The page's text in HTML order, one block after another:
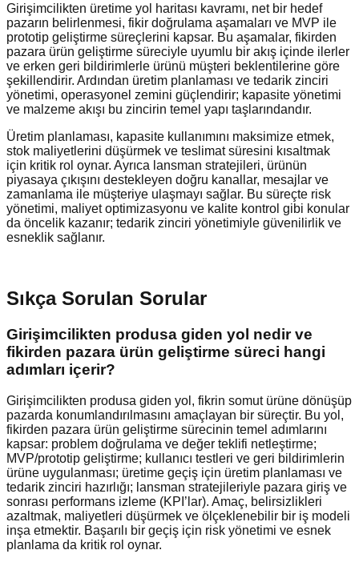
Girişimcilikten üretime yol haritası kavramı, net bir hedef
pazarın belirlenmesi, fikir doğrulama aşamaları ve MVP ile
prototip geliştirme süreçlerini kapsar. Bu aşamalar, fikirden
pazara ürün geliştirme süreciyle uyumlu bir akış içinde ilerler
ve erken geri bildirimlerle ürünü müşteri beklentilerine göre
şekillendirir. Ardından üretim planlaması ve tedarik zinciri
yönetimi, operasyonel zemini güçlendirir; kapasite yönetimi
ve malzeme akışı bu zincirin temel yapı taşlarındandır.
Üretim planlaması, kapasite kullanımını maksimize etmek,
stok maliyetlerini düşürmek ve teslimat süresini kısaltmak
için kritik rol oynar. Ayrıca lansman stratejileri, ürünün
piyasaya çıkışını destekleyen doğru kanallar, mesajlar ve
zamanlama ile müşteriye ulaşmayı sağlar. Bu süreçte risk
yönetimi, maliyet optimizasyonu ve kalite kontrol gibi konular
da öncelik kazanır; tedarik zinciri yönetimiyle güvenilirlik ve
esneklik sağlanır.
Sıkça Sorulan Sorular
Girişimcilikten produsa giden yol nedir ve
fikirden pazara ürün geliştirme süreci hangi
adımları içerir?
Girişimcilikten produsa giden yol, fikrin somut ürüne dönüşüp
pazarda konumlandırılmasını amaçlayan bir süreçtir. Bu yol,
fikirden pazara ürün geliştirme sürecinin temel adımlarını
kapsar: problem doğrulama ve değer teklifi netleştirme;
MVP/prototip geliştirme; kullanıcı testleri ve geri bildirimlerin
ürüne uygulanması; üretime geçiş için üretim planlaması ve
tedarik zinciri hazırlığı; lansman stratejileriyle pazara giriş ve
sonrası performans izleme (KPI’lar). Amaç, belirsizlikleri
azaltmak, maliyetleri düşürmek ve ölçeklenebilir bir iş modeli
inşa etmektir. Başarılı bir geçiş için risk yönetimi ve esnek
planlama da kritik rol oynar.